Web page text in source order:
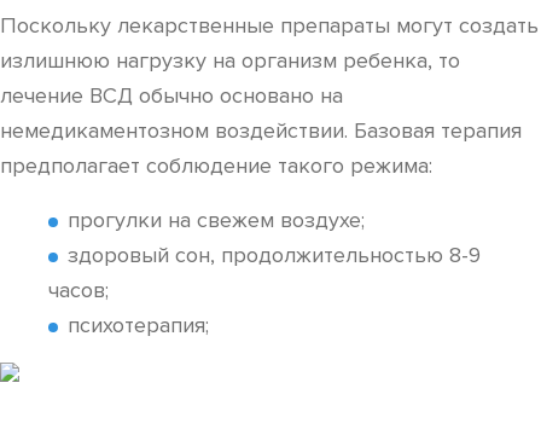
Поскольку лекарственные препараты могут создать
излишнюю нагрузку на организм ребенка, то
лечение ВСД обычно основано на
немедикаментозном воздействии. Базовая терапия
предполагает соблюдение такого режима:
прогулки на свежем воздухе;
здоровый сон, продолжительностью 8-9
часов;
психотерапия;